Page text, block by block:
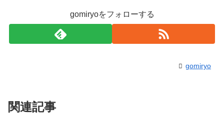
gomiryoをフォローする
gomiryo
関連記事